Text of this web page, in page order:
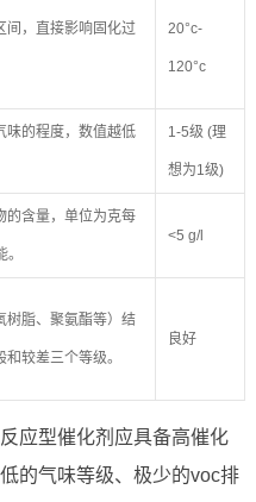
间，直接影响固化过 20°c-
120°c
味的程度，数值越低 1-5级 (理
想为1级)
的含量，单位为克每
<5 g/l
树脂、聚氨酯等）结
较差三个等级。
良好
应型催化剂应具备高催化
的气味等级、极少的voc排